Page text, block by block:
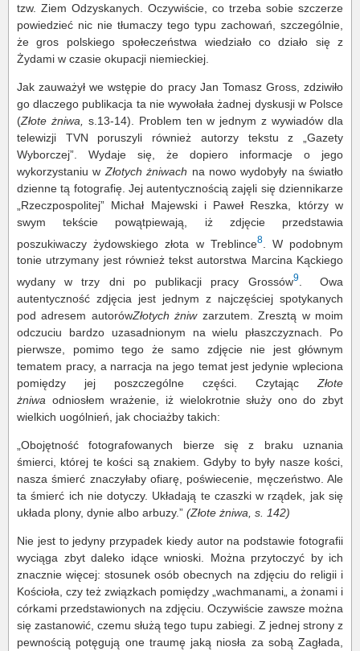
tzw. Ziem Odzyskanych. Oczywiście, co trzeba sobie szczerze
powiedzieć nic nie tłumaczy tego typu zachowań, szczególnie,
że gros polskiego społeczeństwa wiedziało co działo się z
Żydami w czasie okupacji niemieckiej.
Jak zauważył we wstępie do pracy Jan Tomasz Gross, zdziwiło
go dlaczego publikacja ta nie wywołała żadnej dyskusji w Polsce
(Złote żniwa, s.13-14). Problem ten w jednym z wywiadów dla
telewizji TVN poruszyli również autorzy tekstu z „Gazety
Wyborczej”. Wydaje się, że dopiero informacje o jego
wykorzystaniu w Złotych żniwach na nowo wydobyły na światło
dzienne tą fotografię. Jej autentycznością zajęli się dziennikarze
„Rzeczpospolitej” Michał Majewski i Paweł Reszka, którzy w
swym tekście powątpiewają, iż zdjęcie przedstawia
poszukiwaczy żydowskiego złota w Treblince8. W podobnym
tonie utrzymany jest również tekst autorstwa Marcina Kąckiego
wydany w trzy dni po publikacji pracy Grossów9. Owa
autentyczność zdjęcia jest jednym z najczęściej spotykanych
pod adresem autorówZłotych żniw zarzutem. Zresztą w moim
odczuciu bardzo uzasadnionym na wielu płaszczyznach. Po
pierwsze, pomimo tego że samo zdjęcie nie jest głównym
tematem pracy, a narracja na jego temat jest jedynie wpleciona
pomiędzy jej poszczególne części. Czytając Złote
żniwa odniosłem wrażenie, iż wielokrotnie służy ono do zbyt
wielkich uogólnień, jak chociażby takich:
„Obojętność fotografowanych bierze się z braku uznania
śmierci, której te kości są znakiem. Gdyby to były nasze kości,
nasza śmierć znaczyłaby ofiarę, poświecenie, męczeństwo. Ale
ta śmierć ich nie dotyczy. Układają te czaszki w rządek, jak się
układa plony, dynie albo arbuzy.” (Złote żniwa, s. 142)
Nie jest to jedyny przypadek kiedy autor na podstawie fotografii
wyciąga zbyt daleko idące wnioski. Można przytoczyć by ich
znacznie więcej: stosunek osób obecnych na zdjęciu do religii i
Kościoła, czy też związkach pomiędzy „wachmanami„ a żonami i
córkami przedstawionych na zdjęciu. Oczywiście zawsze można
się zastanowić, czemu służą tego tupu zabiegi. Z jednej strony z
pewnością potęgują one traumę jaką niosła za sobą Zagłada,